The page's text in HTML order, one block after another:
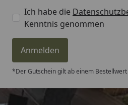
Mähzeit pro 100 m² (Min. :
Sek.)
Ich habe die
Kenntnis genommen
Anmelden
*Der Gutschein gilt ab einem Bestellwert